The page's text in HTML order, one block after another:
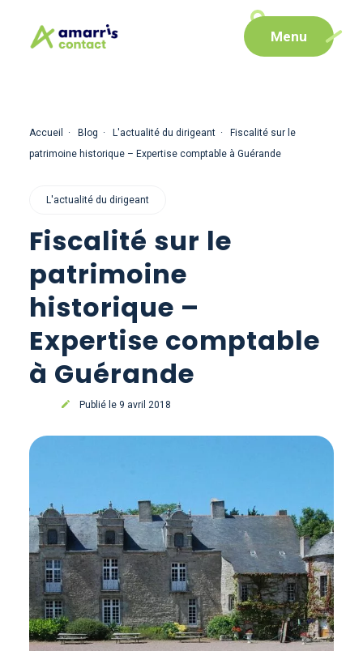
au
contenu
Menu
Accueil Blog L'actualité du dirigeant
Fiscalité sur le
patrimoine historique – Expertise comptable à Guérande
L'actualité du dirigeant
Fiscalité sur le
patrimoine
historique –
Expertise comptable
à Guérande
Publié le 9 avril 2018